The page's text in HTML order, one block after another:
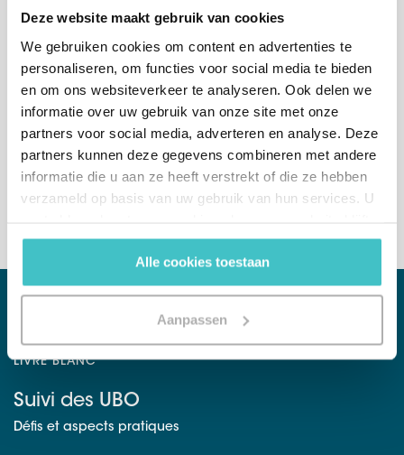
Deze website maakt gebruik van cookies
We gebruiken cookies om content en advertenties te
personaliseren, om functies voor social media te bieden
en om ons websiteverkeer te analyseren. Ook delen we
informatie over uw gebruik van onze site met onze
partners voor social media, adverteren en analyse. Deze
partners kunnen deze gegevens combineren met andere
informatie die u aan ze heeft verstrekt of die ze hebben
verzameld op basis van uw gebruik van hun services. U
gebruiken.
Alle cookies toestaan
Aanpassen
Ou appelez-nous directement
Belgique(Sales department)
+32 (0)2 765 00 21
Pays-Bas(Sales department)
+31 (0)10 322 03 04
LIVRE BLANC
Suivi des UBO
Défis et aspects pratiques